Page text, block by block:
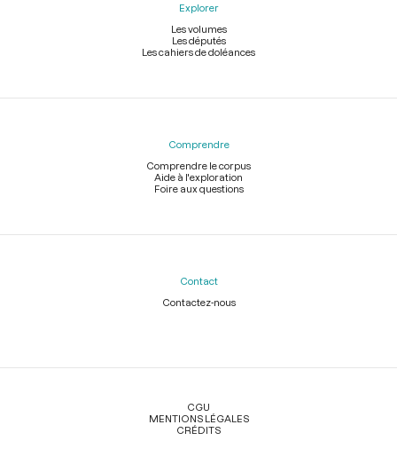
Explorer
Les volumes
Les députés
Les cahiers de doléances
Comprendre
Comprendre le corpus
Aide à l'exploration
Foire aux questions
Contact
Contactez-nous
Légal
CGU
MENTIONS LÉGALES
CRÉDITS